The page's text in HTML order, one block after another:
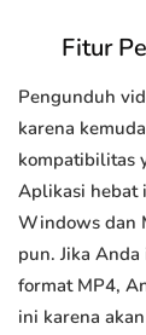
Fitur
Pengunduh
karena
kompatibilitas
Aplikasi hebat
Windows dan
pun. Jika
format MP4,
ini karena